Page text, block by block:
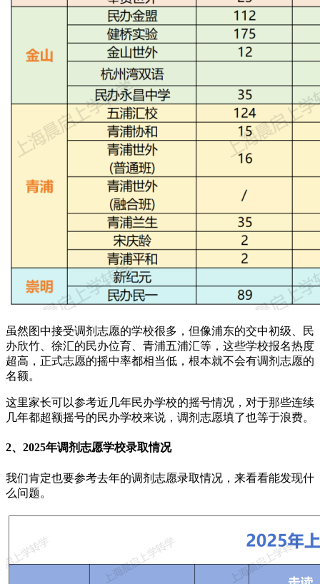
虽然图中接受调剂志愿的学校很多，但像浦东的交中初级、民
办欣竹、徐汇的民办位育、青浦五浦汇等，这些学校报名热度
超高，正式志愿的摇中率都相当低，根本就不会有调剂志愿的
名额。
这里家长可以参考近几年民办学校的摇号情况，对于那些连续
几年都超额摇号的民办学校来说，调剂志愿填了也等于浪费。
2、2025年调剂志愿学校录取情况
我们肯定也要参考去年的调剂志愿录取情况，来看看能发现什
么问题。